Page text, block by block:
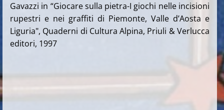
Gavazzi in “Giocare sulla pietra-I giochi nelle incisioni
rupestri e nei graffiti di Piemonte, Valle d’Aosta e
Liguria", Quaderni di Cultura Alpina, Priuli & Verlucca
editori, 1997